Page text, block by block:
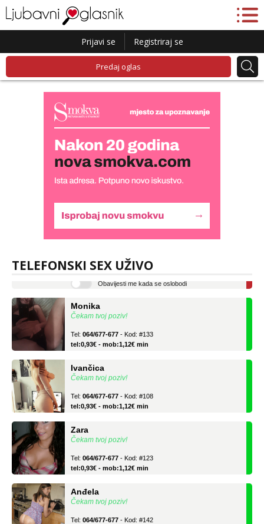
Prijavi se Registriraj se
Predaj oglas
TELEFONSKI SEX UŽIVO
tel:0,93€ - mob:1,12€ min
Čekam tvoj poziv!
tel:0,93€ - mob:1,12€ min
Čekam tvoj poziv!
tel:0,93€ - mob:1,12€ min
Čekam tvoj poziv!
tel:0,93€ - mob:1,12€ min
Čekam tvoj poziv!
tel:0,93€ - mob:1,12€ min